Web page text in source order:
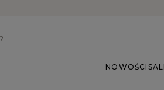
NOWOŚCI